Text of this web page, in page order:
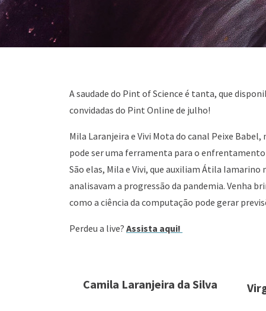
A saudade do Pint of Science é tanta, que
convidadas do Pint Online de julho!
Mila Laranjeira e Vivi Mota do canal Peixe
pode ser uma ferramenta para o
São elas, Mila e Vivi, que auxiliam Átila Iamarino
analisavam a progressão da pandemia. Venha
como a ciência da computação pode gerar
Perdeu a live? Assista aqui!
Camila Laranjeira da Silva